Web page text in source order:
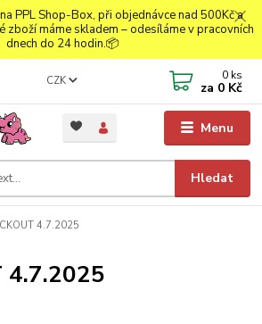
PPL Shop-Box, při objednávce nad 500Kč a
zboží máme skladem – odesíláme v pracovních
dnech do 24 hodin.📦
Menu
CZK
Hledat
0 ks
za 0 Kč
4.7.2025
4.7.2025